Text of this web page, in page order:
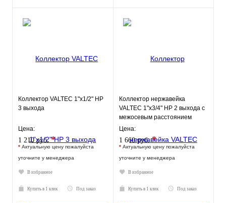
Коллектор VALTEC 1"х1/2" НР
3 выхода
Цена:
1 210 руб.*
* Актуальную цену пожалуйста
уточните у менеджера
В избранное
Купить в 1 клик Под заказ
Коллектор нержавейка
VALTEC 1"х3/4" НР 2 выхода с
межосевым расстоянием
выходов 50мм
Цена:
1 660 руб.*
* Актуальную цену пожалуйста
уточните у менеджера
В избранное
Купить в 1 клик Под заказ